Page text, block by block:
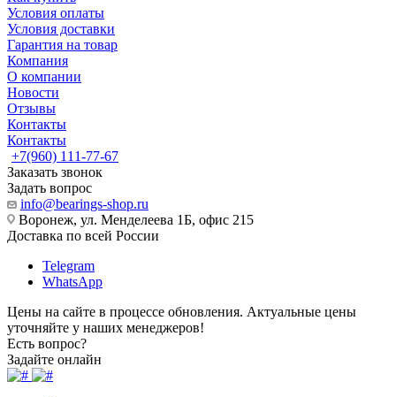
Условия оплаты
Условия доставки
Гарантия на товар
Компания
О компании
Новости
Отзывы
Контакты
Контакты
+7(960) 111-77-67
Заказать звонок
Задать вопрос
info@bearings-shop.ru
Воронеж, ул. Менделеева 1Б, офис 215
Доставка по всей России
Telegram
WhatsApp
Цены на сайте в процессе обновления. Актуальные цены
уточняйте у наших менеджеров!
Есть вопрос?
Задайте онлайн